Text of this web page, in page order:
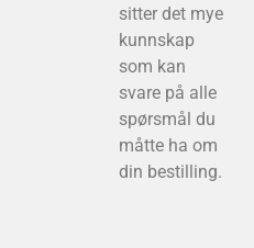
sitter det mye
kunnskap
som kan
svare på alle
spørsmål du
måtte ha om
din bestilling.